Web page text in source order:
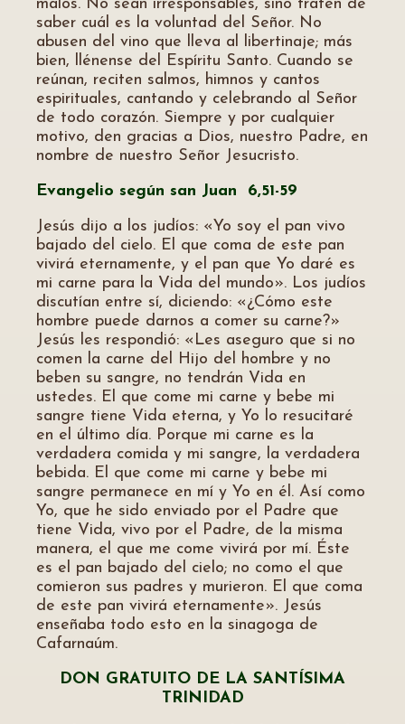
malos. No sean irresponsables, sino traten de
saber cuál es la voluntad del Señor. No
abusen del vino que lleva al libertinaje; más
bien, llénense del Espíritu Santo. Cuando se
reúnan, reciten salmos, himnos y cantos
espirituales, cantando y celebrando al Señor
de todo corazón. Siempre y por cualquier
motivo, den gracias a Dios, nuestro Padre, en
nombre de nuestro Señor Jesucristo.
Evangelio según san Juan 6,51-59
Jesús dijo a los judíos: «Yo soy el pan vivo
bajado del cielo. El que coma de este pan
vivirá eternamente, y el pan que Yo daré es
mi carne para la Vida del mundo». Los judíos
discutían entre sí, diciendo: «¿Cómo este
hombre puede darnos a comer su carne?»
Jesús les respondió: «Les aseguro que si no
comen la carne del Hijo del hombre y no
beben su sangre, no tendrán Vida en
ustedes. El que come mi carne y bebe mi
sangre tiene Vida eterna, y Yo lo resucitaré
en el último día. Porque mi carne es la
verdadera comida y mi sangre, la verdadera
bebida. El que come mi carne y bebe mi
sangre permanece en mí y Yo en él. Así como
Yo, que he sido enviado por el Padre que
tiene Vida, vivo por el Padre, de la misma
manera, el que me come vivirá por mí. Éste
es el pan bajado del cielo; no como el que
comieron sus padres y murieron. El que coma
de este pan vivirá eternamente». Jesús
enseñaba todo esto en la sinagoga de
Cafarnaúm.
DON GRATUITO DE LA SANTÍSIMA
TRINIDAD